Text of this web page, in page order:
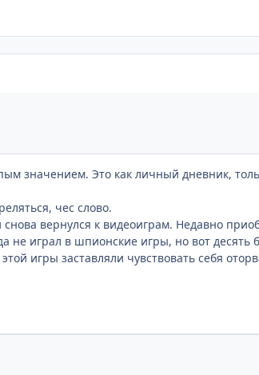
Это как личный дневник,
чес слово.
вернулся к видеоиграм. Недавно
играл в шпионские игры, но вот десять
игры заставляли чувствовать себя
ему не понравились. Зато над третьим